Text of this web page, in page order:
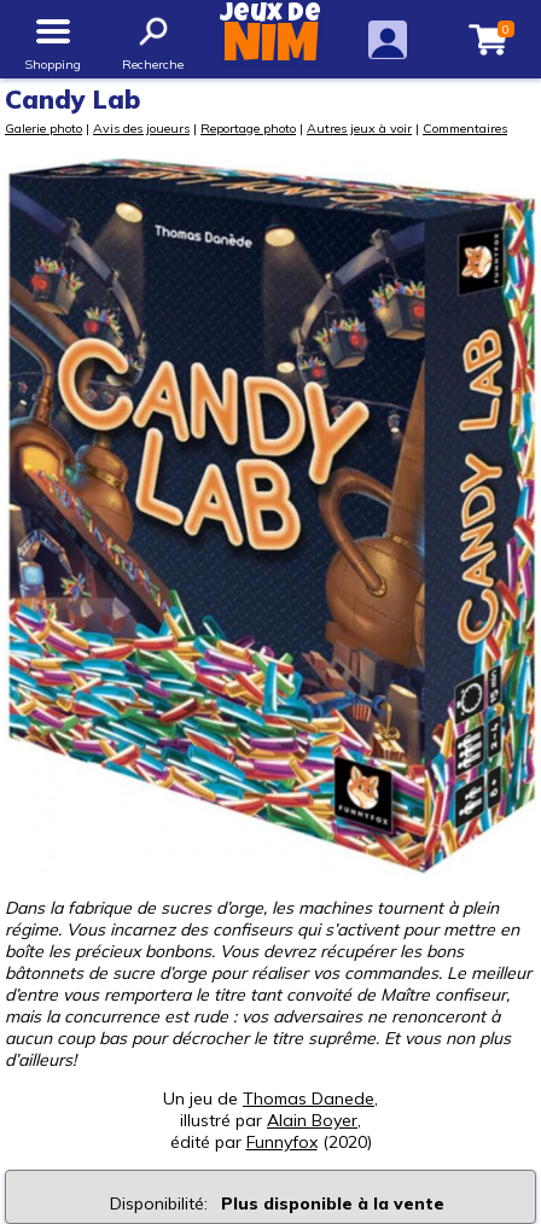
Shopping Recherche
Jeux de
NIM 0
Candy Lab
Galerie photo | Avis des joueurs | Reportage photo | Autres jeux à voir | Commentaires
Dans la fabrique de sucres d’orge, les machines tournent à plein
régime. Vous incarnez des confiseurs qui s’activent pour mettre en
boîte les précieux bonbons. Vous devrez récupérer les bons
bâtonnets de sucre d’orge pour réaliser vos commandes. Le meilleur
d’entre vous remportera le titre tant convoité de Maître confiseur,
mais la concurrence est rude : vos adversaires ne renonceront à
aucun coup bas pour décrocher le titre suprême. Et vous non plus
d’ailleurs!
Un jeu de Thomas Danede
illustré par Alain Boyer
édité par Funnyfox(2020)
Disponibilité: Plus disponible à la vente